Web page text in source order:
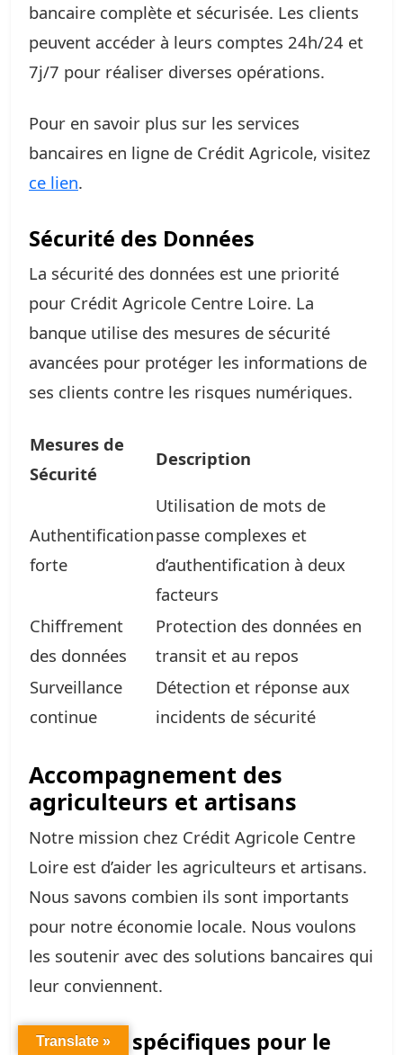
bancaire complète et sécurisée. Les clients
peuvent accéder à leurs comptes 24h/24 et
7j/7 pour réaliser diverses opérations.
Pour en savoir plus sur les services
bancaires en ligne de Crédit Agricole, visitez
ce lien.
Sécurité des Données
La sécurité des données est une priorité
pour Crédit Agricole Centre Loire. La
banque utilise des mesures de sécurité
avancées pour protéger les informations de
ses clients contre les risques numériques.
Mesures de
Sécurité
Description
Authentification
forte
Utilisation de mots de
passe complexes et
d’authentification à deux
facteurs
Chiffrement
des données
Protection des données en
transit et au repos
Surveillance
continue
Détection et réponse aux
incidents de sécurité
Accompagnement des
agriculteurs et artisans
Notre mission chez Crédit Agricole Centre
Loire est d’aider les agriculteurs et artisans.
Nous savons combien ils sont importants
pour notre économie locale. Nous voulons
les soutenir avec des solutions bancaires qui
leur conviennent.
Solutions spécifiques pour le
Translate »